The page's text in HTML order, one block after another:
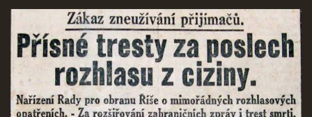
KOMUNISMUS
NACIONÁLNÍ SOCIALISMUS
PROPAGAČNÍ MATERIÁLY A DALŠÍ